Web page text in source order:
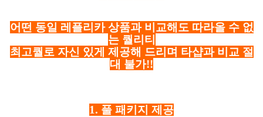
어떤 동일 레플리카 상품과 비교해도 따라올 수 없
는 퀄리티
최고퀄로 자신 있게 제공해 드리며 타샵과 비교 절
대 불가!!
1. 풀 패키지 제공